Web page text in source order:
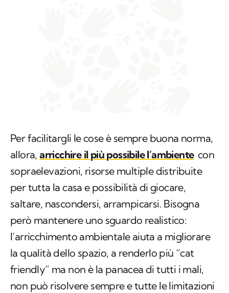
Per facilitargli le cose è sempre buona norma,
allora,arricchire il più possibile l’ambiente con
sopraelevazioni, risorse multiple distribuite
per tutta la casa e possibilità di giocare,
saltare, nascondersi, arrampicarsi. Bisogna
però mantenere uno sguardo realistico:
l’arricchimento ambientale aiuta a migliorare
la qualità dello spazio, a renderlo più “cat
friendly” ma non è la panacea di tutti i mali,
non può risolvere sempre e tutte le limitazioni